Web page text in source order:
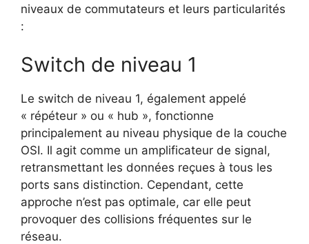
niveaux de commutateurs et leurs particularités
:
Switch de niveau 1
Le switch de niveau 1, également appelé
« répéteur » ou « hub », fonctionne
principalement au niveau physique de la couche
OSI. Il agit comme un amplificateur de signal,
retransmettant les données reçues à tous les
ports sans distinction. Cependant, cette
approche n’est pas optimale, car elle peut
provoquer des collisions fréquentes sur le
réseau.